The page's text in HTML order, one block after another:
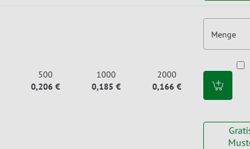
500
0,206 €
1000
0,185 €
2000
0,166 €
Menge